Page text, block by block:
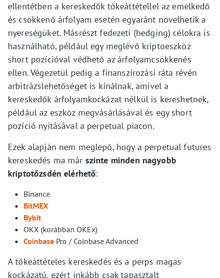
ellentétben a kereskedők tőkeáttétellel az emelkedő
és csökkenő árfolyam esetén egyaránt növelhetik a
nyereségüket. Másrészt fedezeti (hedging) célokra is
használható, például egy meglévő kriptoeszköz
short pozícióval védhető az árfolyamcsökkenés
ellen. Végezetül pedig a finanszírozási ráta révén
arbitrázslehetőséget is kínálnak, amivel a
kereskedők árfolyamkockázat nélkül is kereshetnek,
például az eszköz megvásárlásával és egy short
pozíció nyitásával a perpetual piacon.
Ezek alapján nem meglepő, hogy a perpetual futures
kereskedés ma már szinte minden nagyobb
kriptotőzsdén elérhető:
Binance
BitMEX
Bybit
OKX (korábban OKEx)
Coinbase Pro / Coinbase Advanced
A tőkeáttételes kereskedés és a perps magas
kockázatú, ezért inkább csak tapasztalt